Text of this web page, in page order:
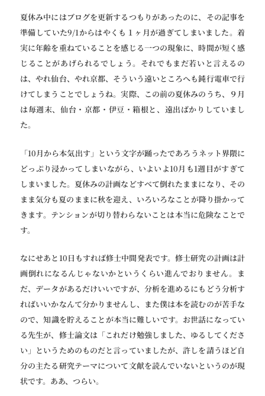
夏休み中にはブログを更新するつもりがあったのに、その記事を
準備していた9/1からはやくも１ヶ月が過ぎてしまいました。着
実に年齢を重ねていることを感じる一つの現象に、時間が短く感
じることがあげられるでしょう。それでもまだ若いと言えるの
は、やれ仙台、やれ京都、そういう遠いところへも鈍行電車で行
けてしまうことでしょうね。実際、この前の夏休みのうち、９月
は毎週末、仙台・京都・伊豆・箱根と、遠出ばかりしていまし
た。
「10月から本気出す」という文字が踊ったであろうネット界隈に
どっぷり浸かってしまいながら、いよいよ10月も1週目がすぎて
しまいました。夏休みの計画などすべて倒れたままになり、その
まま気分も夏のままに秋を迎え、いろいろなことが降り掛かって
きます。テンションが切り替わらないことは本当に危険なことで
す。
なにせあと10日もすれば修士中間発表です。修士研究の計画は計
画倒れになるんじゃないかというくらい進んでおりません。ま
だ、データがあるだけいいですが、分析を進めるにもどう分析す
ればいいかなんて分かりませんし、また僕は本を読むのが苦手な
ので、知識を貯えることが本当に難しいです。お世話になってい
る先生が、修士論文は「これだけ勉強しました、ゆるしてくださ
い」というためのものだと言っていましたが、許しを請うほど自
分の主たる研究テーマについて文献を読んでいないというのが現
状です。ああ、つらい。